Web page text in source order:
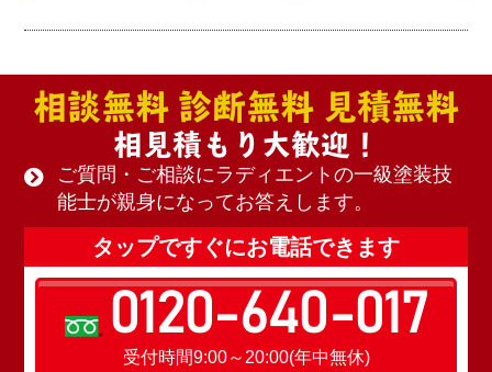
相談無料 診断無料 見積無料
相見積もり大歓迎！
ご質問・ご相談にラディエントの一級塗装技
能士が親身になってお答えします。
タップですぐにお電話できます
0120-640-017
受付時間9:00～20:00(年中無休)